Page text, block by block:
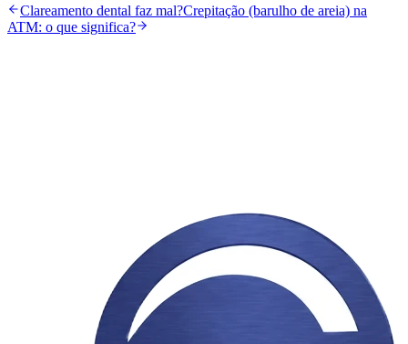
Clareamento dental faz mal?Crepitação (barulho de areia) na
ATM: o que significa?